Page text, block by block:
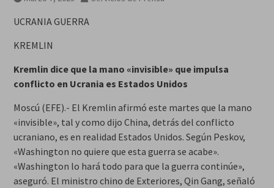
UCRANIA GUERRA
KREMLIN
Kremlin dice que la mano «invisible» que impulsa
conflicto en Ucrania es Estados Unidos
Moscú (EFE).- El Kremlin afirmó este martes que la mano
«invisible», tal y como dijo China, detrás del conflicto
ucraniano, es en realidad Estados Unidos. Según Peskov,
«Washington no quiere que esta guerra se acabe».
«Washington lo hará todo para que la guerra continúe»,
aseguró. El ministro chino de Exteriores, Qin Gang, señaló